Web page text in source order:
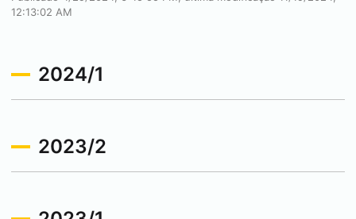
12:13:02 AM
2024/1
2023/2